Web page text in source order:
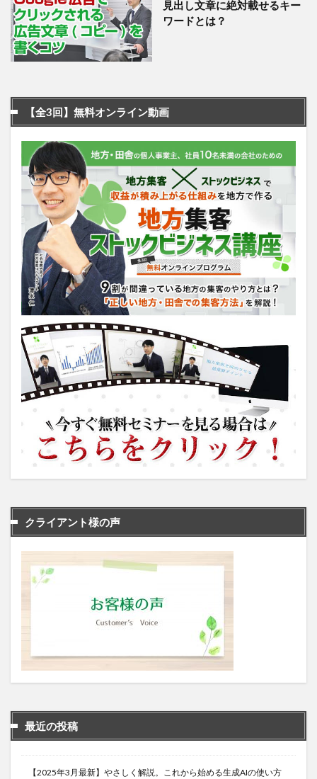
見出し文章に絶対載せるキー
ワードとは？
【全3回】無料オンライン動画
クライアント様の声
最近の投稿
【2025年3月最新】やさしく解説。これから始める生成AIの使い方